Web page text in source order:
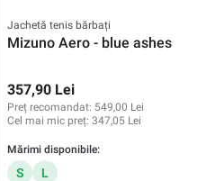
Jachetă tenis bărbați
Mizuno Aero - blue ashes
357,90 Lei
Preț recomandat: 549,00 Lei
Cel mai mic preț: 347,05 Lei
Mărimi disponibile:
S L